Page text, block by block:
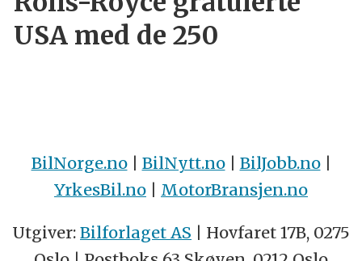
USA med de 250
BilNorge.no| BilNytt.no| BilJobb.no|
YrkesBil.no
MotorBransjen.no
Utgiver: Bilforlaget AS | Hovfaret 17B, 0275